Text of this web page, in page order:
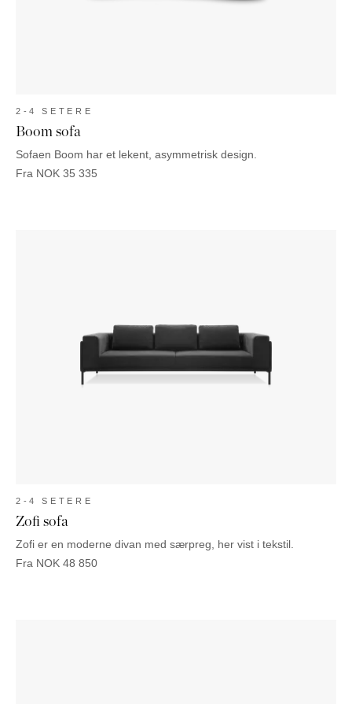
2-4 SETERE
Boom sofa
Sofaen Boom har et lekent, asymmetrisk design.
Fra NOK 35 335
2-4 SETERE
Zofi sofa
Zofi er en moderne divan med særpreg, her vist i tekstil.
Fra NOK 48 850